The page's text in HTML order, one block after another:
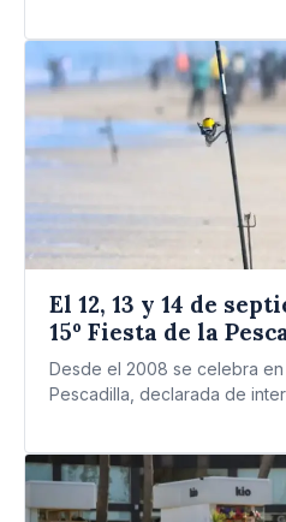
El 12, 13 y 14 de
15º Fiesta de la
Desde el 2008 se celebra en
Pescadilla, declarada de